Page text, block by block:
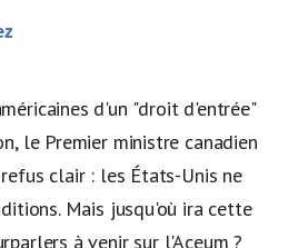
d'un "droit d'entrée"
le Premier ministre canadien
refus clair : les États-Unis ne
Mais jusqu'où ira cette
à venir sur l'Aceum ?